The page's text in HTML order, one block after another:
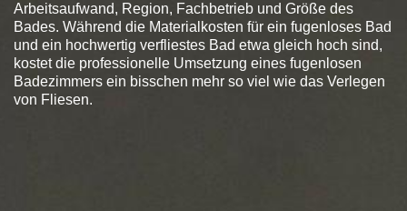
Arbeitsaufwand, Region, Fachbetrieb und Größe des
Bades. Während die Materialkosten für ein fugenloses Bad
und ein hochwertig verfliestes Bad etwa gleich hoch sind,
kostet die professionelle Umsetzung eines fugenlosen
Badezimmers ein bisschen mehr so viel wie das Verlegen
von Fliesen.